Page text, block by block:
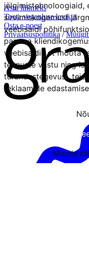
jälgimistehnoloogiaid,
sirvimiskogemust
veebisaidi
parema
veebisaidil ,et mõõta
teenuste vastu ning
turundustegevusi,teie
reklaamide
Muuda
Astu liikmeks
Toeta veganluse levikut
Osta e-poest
Privaatsuspoliitika/